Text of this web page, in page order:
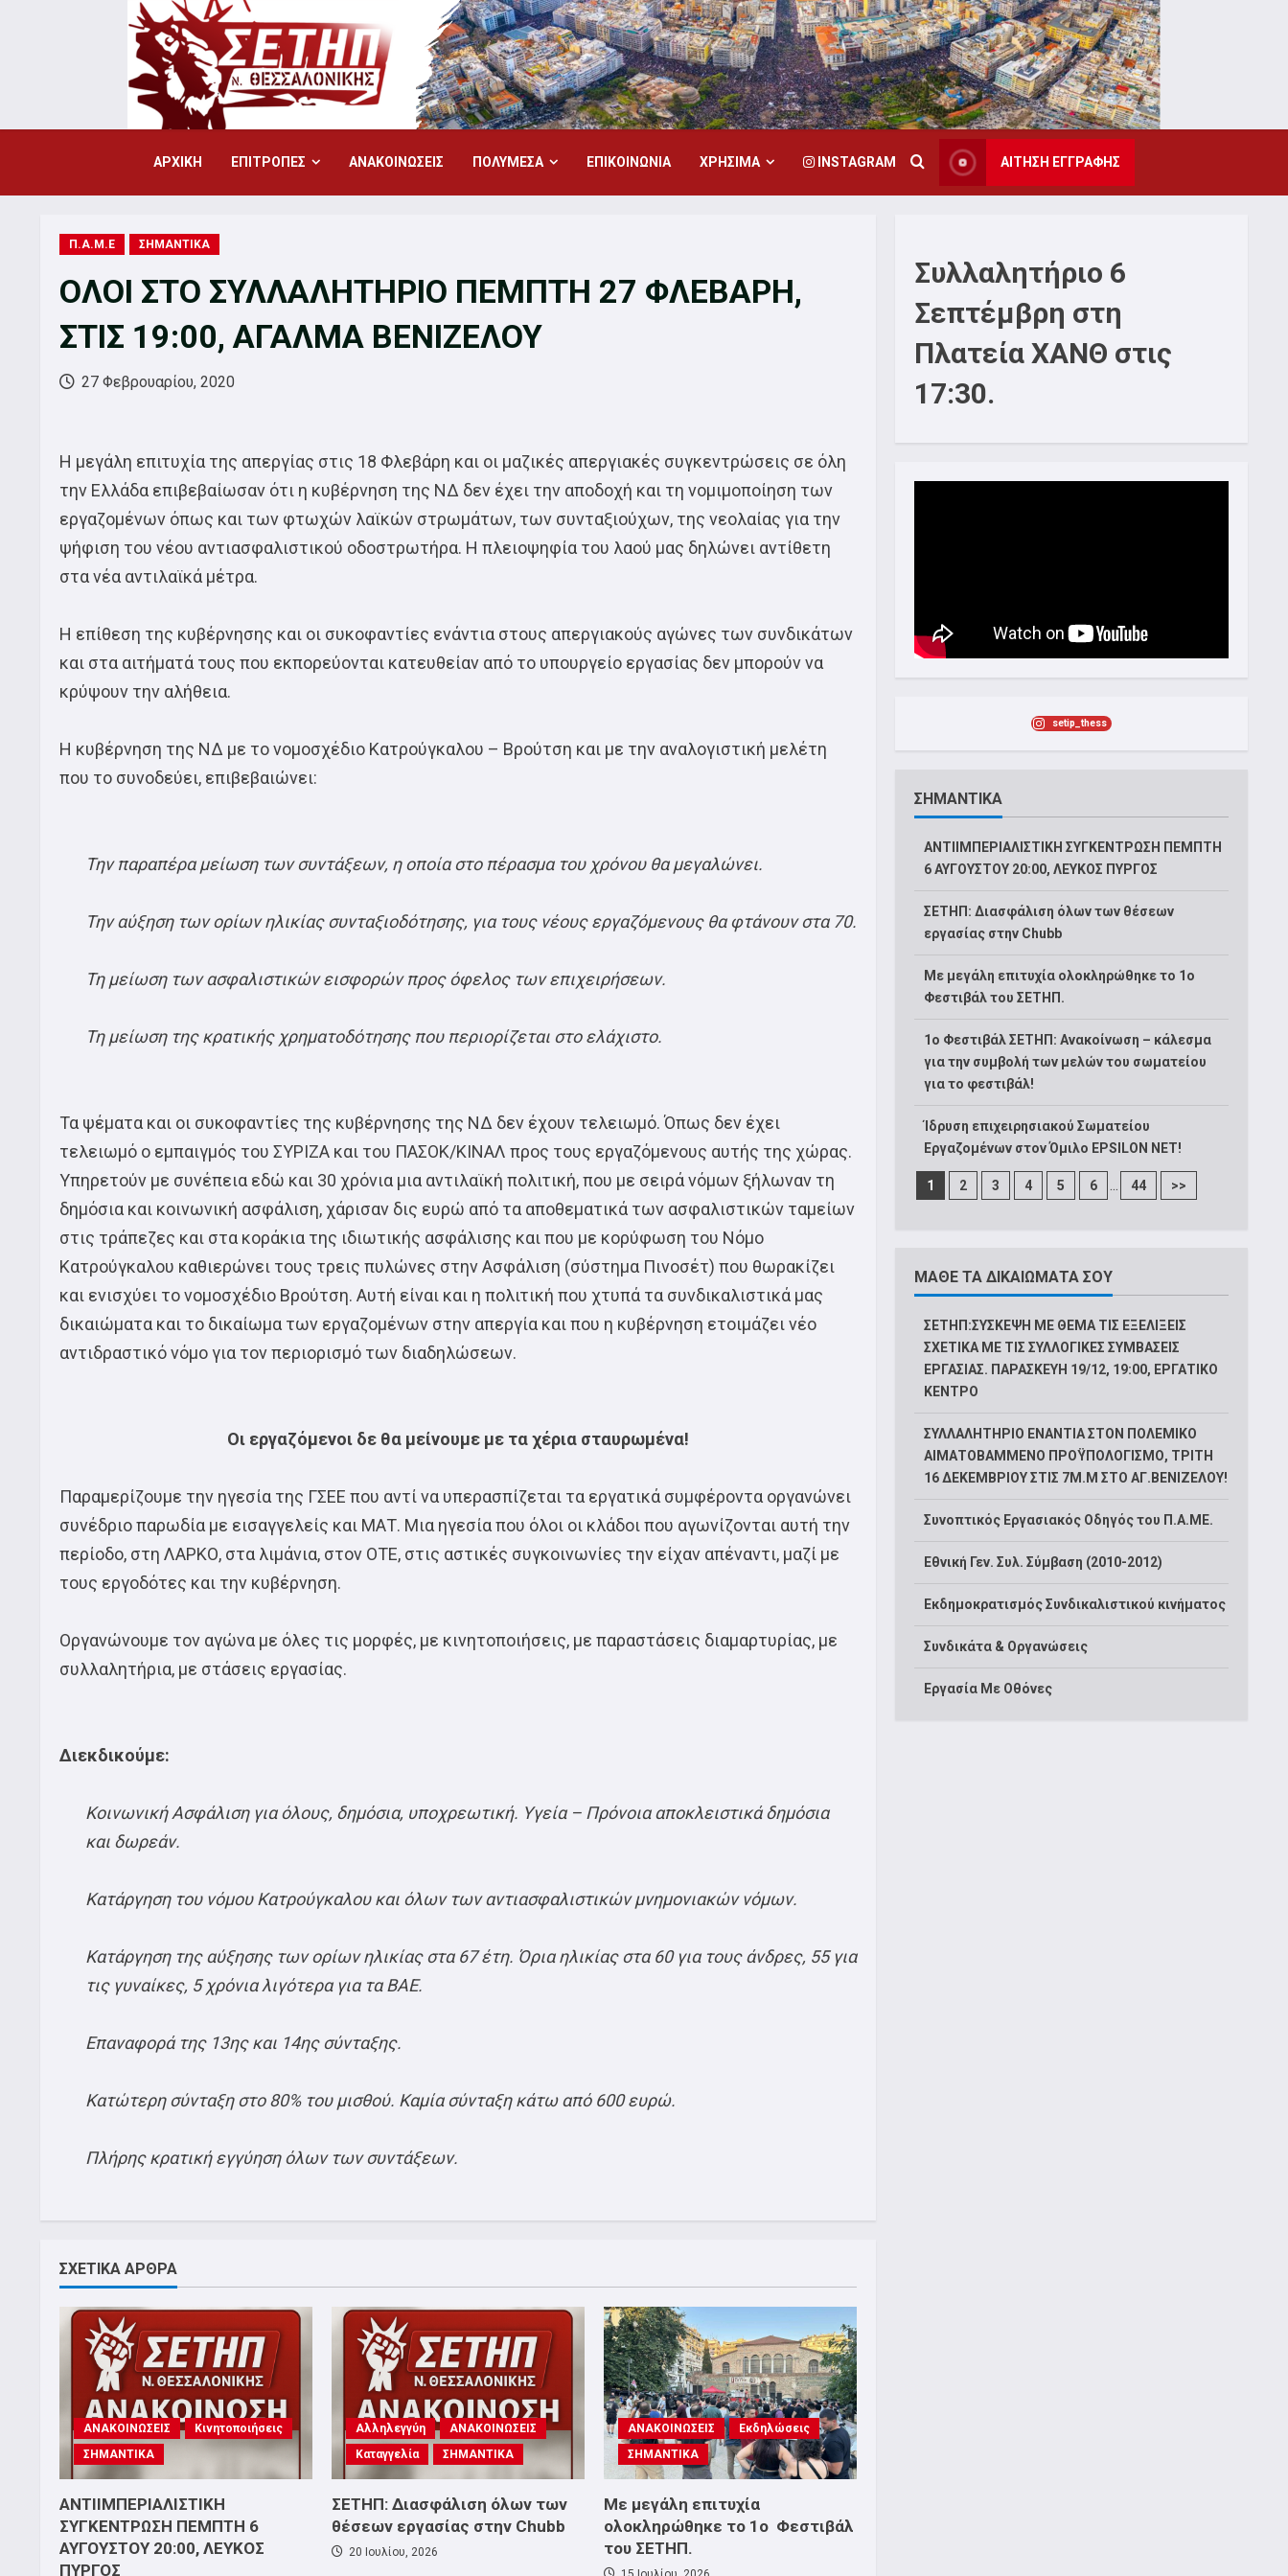
ΑΡΧΙΚΗ ΕΠΙΤΡΟΠΕΣ ΑΝΑΚΟΙΝΩΣΕΙΣ ΠΟΛΥΜΕΣΑ ΕΠΙΚΟΙΝΩΝΙΑ ΧΡΗΣΙΜΑ INSTAGRAM ΑΙΤΗΣΗ ΕΓΓΡΑΦΗΣ
Π.Α.Μ.Ε ΣΗΜΑΝΤΙΚΑ
ΟΛΟΙ ΣΤΟ ΣΥΛΛΑΛΗΤΗΡΙΟ ΠΕΜΠΤΗ 27 ΦΛΕΒΑΡΗ,
ΣΤΙΣ 19:00, ΑΓΑΛΜΑ ΒΕΝΙΖΕΛΟΥ
27 Φεβρουαρίου, 2020
Η μεγάλη επιτυχία της απεργίας στις 18 Φλεβάρη και οι μαζικές απεργιακές συγκεντρώσεις σε όλη
την Ελλάδα επιβεβαίωσαν ότι η κυβέρνηση της ΝΔ δεν έχει την αποδοχή και τη νομιμοποίηση των
εργαζομένων όπως και των φτωχών λαϊκών στρωμάτων, των συνταξιούχων, της νεολαίας για την
ψήφιση του νέου αντιασφαλιστικού οδοστρωτήρα. Η πλειοψηφία του λαού μας δηλώνει αντίθετη
στα νέα αντιλαϊκά μέτρα.
Η επίθεση της κυβέρνησης και οι συκοφαντίες ενάντια στους απεργιακούς αγώνες των συνδικάτων
και στα αιτήματά τους που εκπορεύονται κατευθείαν από το υπουργείο εργασίας δεν μπορούν να
κρύψουν την αλήθεια.
Η κυβέρνηση της ΝΔ με το νομοσχέδιο Κατρούγκαλου – Βρούτση και με την αναλογιστική μελέτη
που το συνοδεύει, επιβεβαιώνει:
Την παραπέρα μείωση των συντάξεων, η οποία στο πέρασμα του χρόνου θα μεγαλώνει.
Την αύξηση των ορίων ηλικίας συνταξιοδότησης, για τους νέους εργαζόμενους θα φτάνουν στα 70.
Τη μείωση των ασφαλιστικών εισφορών προς όφελος των επιχειρήσεων.
Τη μείωση της κρατικής χρηματοδότησης που περιορίζεται στο ελάχιστο.
Τα ψέματα και οι συκοφαντίες της κυβέρνησης της ΝΔ δεν έχουν τελειωμό. Όπως δεν έχει
τελειωμό ο εμπαιγμός του ΣΥΡΙΖΑ και του ΠΑΣΟΚ/ΚΙΝΑΛ προς τους εργαζόμενους αυτής της χώρας.
Υπηρετούν με συνέπεια εδώ και 30 χρόνια μια αντιλαϊκή πολιτική, που με σειρά νόμων ξήλωναν τη
δημόσια και κοινωνική ασφάλιση, χάρισαν δις ευρώ από τα αποθεματικά των ασφαλιστικών ταμείων
στις τράπεζες και στα κοράκια της ιδιωτικής ασφάλισης και που με κορύφωση του Νόμο
Κατρούγκαλου καθιερώνει τους τρεις πυλώνες στην Ασφάλιση (σύστημα Πινοσέτ) που θωρακίζει
και ενισχύει το νομοσχέδιο Βρούτση. Αυτή είναι και η πολιτική που χτυπά τα συνδικαλιστικά μας
δικαιώματα και το δικαίωμα των εργαζομένων στην απεργία και που η κυβέρνηση ετοιμάζει νέο
αντιδραστικό νόμο για τον περιορισμό των διαδηλώσεων.
Οι εργαζόμενοι δε θα μείνουμε με τα χέρια σταυρωμένα!
Παραμερίζουμε την ηγεσία της ΓΣΕΕ που αντί να υπερασπίζεται τα εργατικά συμφέροντα οργανώνει
συνέδριο παρωδία με εισαγγελείς και ΜΑΤ. Μια ηγεσία που όλοι οι κλάδοι που αγωνίζονται αυτή την
περίοδο, στη ΛΑΡΚΟ, στα λιμάνια, στον ΟΤΕ, στις αστικές συγκοινωνίες την είχαν απέναντι, μαζί με
τους εργοδότες και την κυβέρνηση.
Οργανώνουμε τον αγώνα με όλες τις μορφές, με κινητοποιήσεις, με παραστάσεις διαμαρτυρίας, με
συλλαλητήρια, με στάσεις εργασίας.
Διεκδικούμε:
Κοινωνική Ασφάλιση για όλους, δημόσια, υποχρεωτική. Υγεία – Πρόνοια αποκλειστικά δημόσια
και δωρεάν.
Κατάργηση του νόμου Κατρούγκαλου και όλων των αντιασφαλιστικών μνημονιακών νόμων.
Κατάργηση της αύξησης των ορίων ηλικίας στα 67 έτη. Όρια ηλικίας στα 60 για τους άνδρες, 55 για
τις γυναίκες, 5 χρόνια λιγότερα για τα ΒΑΕ.
Επαναφορά της 13ης και 14ης σύνταξης.
Κατώτερη σύνταξη στο 80% του μισθού. Καμία σύνταξη κάτω από 600 ευρώ.
Πλήρης κρατική εγγύηση όλων των συντάξεων.
ΣΧΕΤΙΚΑ ΑΡΘΡΑ
ΑΝΑΚΟΙΝΩΣΕΙΣ
Κινητοποιήσεις
ΣΗΜΑΝΤΙΚΑ
ΑΝΤΙΙΜΠΕΡΙΑΛΙΣΤΙΚΗ
ΣΥΓΚΕΝΤΡΩΣΗ ΠΕΜΠΤΗ 6
ΑΥΓΟΥΣΤΟΥ 20:00, ΛΕΥΚΟΣ
ΠΥΡΓΟΣ
Αλληλεγγύη
ΑΝΑΚΟΙΝΩΣΕΙΣ
Καταγγελία
ΣΗΜΑΝΤΙΚΑ
ΣΕΤΗΠ: Διασφάλιση όλων των
θέσεων εργασίας στην Chubb
20 Ιουλίου, 2026
ΑΝΑΚΟΙΝΩΣΕΙΣ
Εκδηλώσεις
ΣΗΜΑΝΤΙΚΑ
Με μεγάλη επιτυχία
ολοκληρώθηκε το 1ο Φεστιβάλ
του ΣΕΤΗΠ.
Συλλαλητήριο 6
Σεπτέμβρη στη
Πλατεία ΧΑΝΘ στις
17:30.
setip_thess
ΣΗΜΑΝΤΙΚΑ
ΑΝΤΙΙΜΠΕΡΙΑΛΙΣΤΙΚΗ ΣΥΓΚΕΝΤΡΩΣΗ ΠΕΜΠΤΗ
6 ΑΥΓΟΥΣΤΟΥ 20:00, ΛΕΥΚΟΣ ΠΥΡΓΟΣ
ΣΕΤΗΠ: Διασφάλιση όλων των θέσεων
εργασίας στην Chubb
Με μεγάλη επιτυχία ολοκληρώθηκε το 1ο
Φεστιβάλ του ΣΕΤΗΠ.
1o Φεστιβάλ ΣΕΤΗΠ: Ανακοίνωση – κάλεσμα
για την συμβολή των μελών του σωματείου
για το φεστιβάλ!
Ίδρυση επιχειρησιακού Σωματείου
Εργαζομένων στον Όμιλο EPSILON NET!
1 2 3 4 5 6 44 >>
ΜΑΘΕ ΤΑ ΔΙΚΑΙΩΜΑΤΑ ΣΟΥ
ΣΕΤΗΠ:ΣΥΣΚΕΨΗ ΜΕ ΘΕΜΑ ΤΙΣ ΕΞΕΛΙΞΕΙΣ
ΣΧΕΤΙΚΑ ΜΕ ΤΙΣ ΣΥΛΛΟΓΙΚΕΣ ΣΥΜΒΑΣΕΙΣ
ΕΡΓΑΣΙΑΣ. ΠΑΡΑΣΚΕΥΗ 19/12, 19:00, ΕΡΓΑΤΙΚΟ
ΚΕΝΤΡΟ
ΣΥΛΛΑΛΗΤΗΡΙΟ ΕΝΑΝΤΙΑ ΣΤΟΝ ΠΟΛΕΜΙΚΟ
ΑΙΜΑΤΟΒΑΜΜΕΝΟ ΠΡΟΫΠΟΛΟΓΙΣΜΟ, ΤΡΙΤΗ
16 ΔΕΚΕΜΒΡΙΟΥ ΣΤΙΣ 7Μ.Μ ΣΤΟ ΑΓ.ΒΕΝΙΖΕΛΟΥ!
Συνοπτικός Εργασιακός Οδηγός του Π.Α.ΜΕ.
Εθνική Γεν. Συλ. Σύμβαση (2010-2012)
Εκδημοκρατισμός Συνδικαλιστικού κινήματος
Συνδικάτα & Οργανώσεις
Εργασία Με Οθόνες